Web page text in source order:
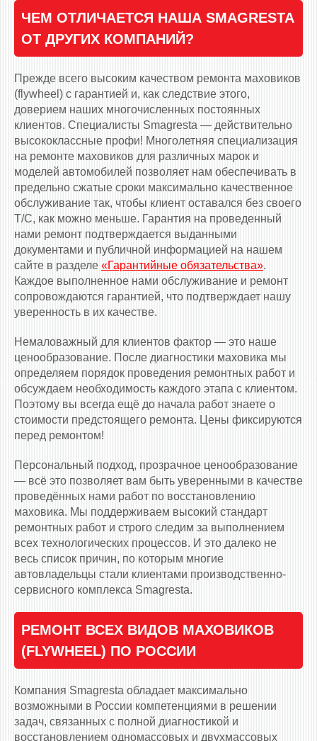
ЧЕМ ОТЛИЧАЕТСЯ НАША SMAGRESTA
ОТ ДРУГИХ КОМПАНИЙ?
Прежде всего высоким качеством ремонта маховиков
(flywheel) с гарантией и, как следствие этого,
доверием наших многочисленных постоянных
клиентов. Специалисты Smagresta — действительно
высококлассные профи! Многолетняя специализация
на ремонте маховиков для различных марок и
моделей автомобилей позволяет нам обеспечивать в
предельно сжатые сроки максимально качественное
обслуживание так, чтобы клиент оставался без своего
Т/С, как можно меньше. Гарантия на проведенный
нами ремонт подтверждается выданными
документами и публичной информацией на нашем
сайте в разделе «Гарантийные обязательства».
Каждое выполненное нами обслуживание и ремонт
сопровождаются гарантией, что подтверждает нашу
уверенность в их качестве.
Немаловажный для клиентов фактор — это наше
ценообразование. После диагностики маховика мы
определяем порядок проведения ремонтных работ и
обсуждаем необходимость каждого этапа с клиентом.
Поэтому вы всегда ещё до начала работ знаете о
стоимости предстоящего ремонта. Цены фиксируются
перед ремонтом!
Персональный подход, прозрачное ценообразование
— всё это позволяет вам быть уверенными в качестве
проведённых нами работ по восстановлению
маховика. Мы поддерживаем высокий стандарт
ремонтных работ и строго следим за выполнением
всех технологических процессов. И это далеко не
весь список причин, по которым многие
автовладельцы стали клиентами производственно-
сервисного комплекса Smagresta.
РЕМОНТ ВСЕХ ВИДОВ МАХОВИКОВ
(FLYWHEEL) ПО РОССИИ
Компания Smagresta обладает максимально
возможными в России компетенциями в решении
задач, связанных с полной диагностикой и
восстановлением одномассовых и двухмассовых